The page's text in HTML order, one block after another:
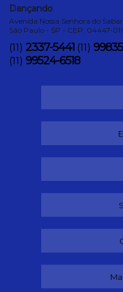
Dançando
Avenida Nossa Senhora do
São Paulo - SP - CEP: 04447-
(11) 2337-5441 (11)
(11) 99524-6518